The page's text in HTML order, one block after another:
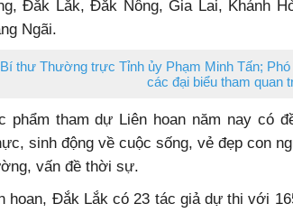
Đắk Lắk, Đắk Nông, Gia Lai, Khánh
Ngãi.
thư Thường trực Tỉnh ủy Phạm Minh Tấn;
các đại biểu tham quan
phẩm tham dự Liên hoan năm nay có
sinh động về cuộc sống, vẻ đẹp con
vấn đề thời sự.
hoan, Đắk Lắk có 23 tác giả dự thi với